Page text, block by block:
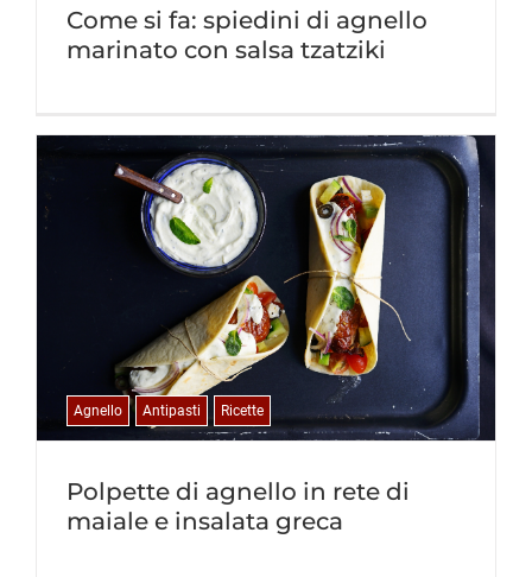
Come si fa: spiedini di agnello
marinato con salsa tzatziki
Polpette di agnello in rete di
maiale e insalata greca
Agnello Antipasti Ricette